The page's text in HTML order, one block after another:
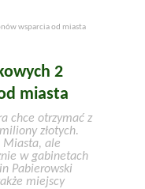
wsparcia od miasta
2
miasta
chce otrzymać z
złotych.
Miasta, ale
w gabinetach
Pabierowski
miejscy